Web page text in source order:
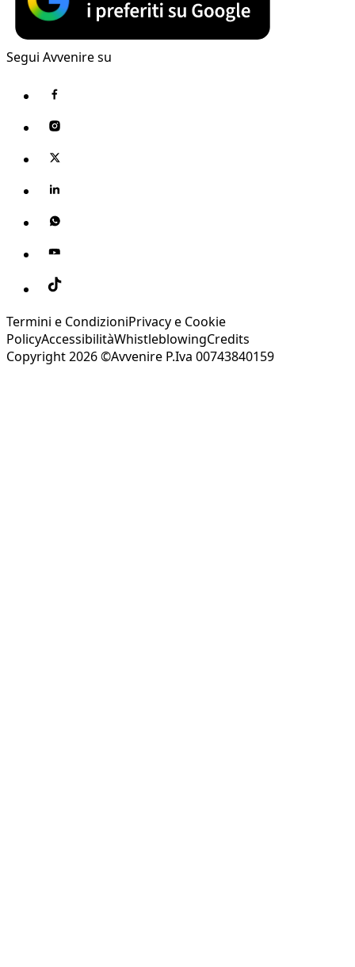
Segui Avvenire su
Termini e CondizioniPrivacy e Cookie
PolicyAccessibilitàWhistleblowingCredits
Copyright 2026 ©Avvenire P.Iva 00743840159